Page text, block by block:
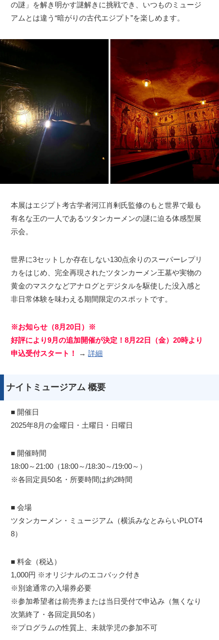
の謎」を解き明かす謎解きに挑戦でき、いつものミュージ
アムとは違う“暗がりの古代エジプト”を楽しめます。
本展はエジプト考古学者河江肖剰氏監修のもと世界で最も
有名な王の一人であるツタンカーメンの謎に迫る体感型展
示会。
世界に3セットしか存在しない130点余りのスーパーレプリ
カをはじめ、完全再現されたツタンカーメン王墓や実物の
黄金のマスクなどアナログとデジタルを駆使した没入感と
非日常体験を味わえる期間限定のスポットです。
※お知らせ（8月20日）※
好評により9月の追加開催が決定！8月22日（金）20時より
申込受付スタート！
→詳細
ナイトミュージアム 概要
■ 開催日
2025年8月の金曜日・土曜日・日曜日
■ 開催時間
18:00～21:00（18:00～/18:30～/19:00～）
※各回定員50名・所要時間は約2時間
■ 会場
ツタンカーメン・ミュージアム（横浜みなとみらいPLOT4
8）
■ 料金（税込）
1,000円 ※オリジナルのエコバック付き
※別途通常の入場券必要
※参加希望者は前売券または当日受付で申込み（無くなり
次第終了・各回定員50名）
※プログラムの性質上、未就学児の参加不可